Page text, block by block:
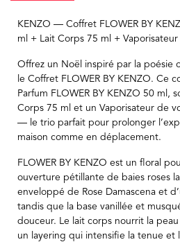
KENZO — Coffret FLOWER BY
ml + Lait Corps 75 ml +
Offrez un Noël inspiré par la poésie
le Coffret FLOWER BY KENZO. Ce
Parfum FLOWER BY KENZO 50 ml,
Corps 75 ml et un Vaporisateur de
— le trio parfait pour prolonger
maison comme en déplacement.
FLOWER BY KENZO est un floral
ouverture pétillante de baies roses
enveloppé de Rose Damascena et
tandis que la base vanillée et
douceur. Le lait corps nourrit la
un layering qui intensifie la tenue et